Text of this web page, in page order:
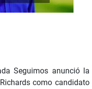
Seguimos anunció la
como candidato